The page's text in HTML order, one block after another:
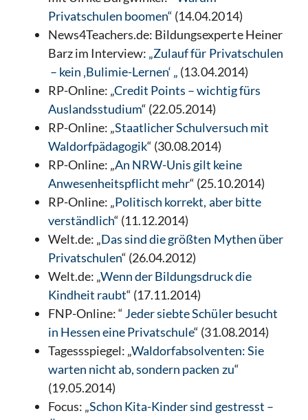
Privatschulen boomen“ (14.04.2014)
News4Teachers.de: Bildungsexperte Heiner
Barz im Interview: „Zulauf für Privatschulen
– kein ‚Bulimie-Lernen‘ „ (13.04.2014)
RP-Online: „Credit Points – wichtig fürs
Auslandsstudium“ (22.05.2014)
RP-Online: „Staatlicher Schulversuch mit
Waldorfpädagogik“ (30.08.2014)
RP-Online: „An NRW-Unis gilt keine
Anwesenheitspflicht mehr“ (25.10.2014)
RP-Online: „Politisch korrekt, aber bitte
verständlich“ (11.12.2014)
Welt.de: „Das sind die größten Mythen über
Privatschulen“ (26.04.2012)
Welt.de: „Wenn der Bildungsdruck die
Kindheit raubt“ (17.11.2014)
FNP-Online: “ Jeder siebte Schüler besucht
in Hessen eine Privatschule“ (31.08.2014)
Tagessspiegel: „Waldorfabsolventen: Sie
warten nicht ab, sondern packen zu“
(19.05.2014)
Focus: „Schon Kita-Kinder sind gestresst –